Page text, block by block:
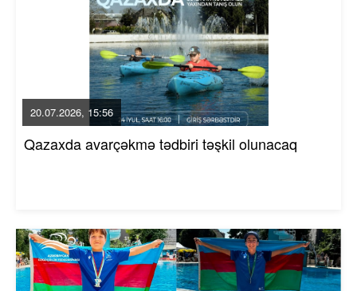
20.07.2026, 15:56
Qazaxda avarçəkmə tədbiri təşkil olunacaq